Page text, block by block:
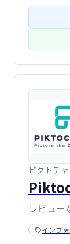
を統合し
ピクトチ
レビュー
インフ